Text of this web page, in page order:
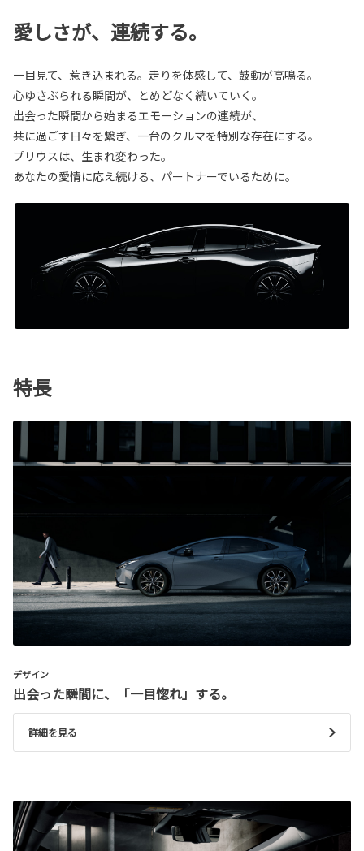
愛しさが、連続する。
一目見て、惹き込まれる。走りを体感して、鼓動が高鳴る。
心ゆさぶられる瞬間が、とめどなく続いていく。
出会った瞬間から始まるエモーションの連続が、
共に過ごす日々を繋ぎ、一台のクルマを特別な存在にする。
プリウスは、生まれ変わった。
あなたの愛情に応え続ける、パートナーでいるために。
特長
デザイン
出会った瞬間に、「一目惚れ」する。
詳細を見る